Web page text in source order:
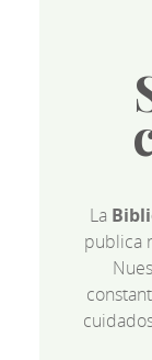
La
publica